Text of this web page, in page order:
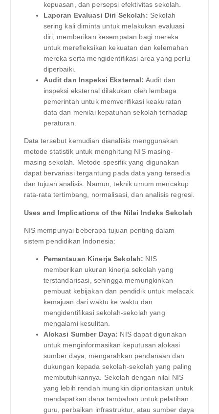
kepuasan, dan persepsi efektivitas sekolah.
Laporan Evaluasi Diri Sekolah: Sekolah
sering kali diminta untuk melakukan evaluasi
diri, memberikan kesempatan bagi mereka
untuk merefleksikan kekuatan dan kelemahan
mereka serta mengidentifikasi area yang perlu
diperbaiki.
Audit dan Inspeksi Eksternal: Audit dan
inspeksi eksternal dilakukan oleh lembaga
pemerintah untuk memverifikasi keakuratan
data dan menilai kepatuhan sekolah terhadap
peraturan.
Data tersebut kemudian dianalisis menggunakan
metode statistik untuk menghitung NIS masing-
masing sekolah. Metode spesifik yang digunakan
dapat bervariasi tergantung pada data yang tersedia
dan tujuan analisis. Namun, teknik umum mencakup
rata-rata tertimbang, normalisasi, dan analisis regresi.
Uses and Implications of the Nilai Indeks Sekolah
NIS mempunyai beberapa tujuan penting dalam
sistem pendidikan Indonesia:
Pemantauan Kinerja Sekolah: NIS
memberikan ukuran kinerja sekolah yang
terstandarisasi, sehingga memungkinkan
pembuat kebijakan dan pendidik untuk melacak
kemajuan dari waktu ke waktu dan
mengidentifikasi sekolah-sekolah yang
mengalami kesulitan.
Alokasi Sumber Daya: NIS dapat digunakan
untuk menginformasikan keputusan alokasi
sumber daya, mengarahkan pendanaan dan
dukungan kepada sekolah-sekolah yang paling
membutuhkannya. Sekolah dengan nilai NIS
yang lebih rendah mungkin diprioritaskan untuk
mendapatkan dana tambahan untuk pelatihan
guru, perbaikan infrastruktur, atau sumber daya